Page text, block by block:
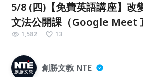
5/8 (四)【免費英語講座】改
文法公開課（Google Meet
1,582 13
創勝文教 NTE